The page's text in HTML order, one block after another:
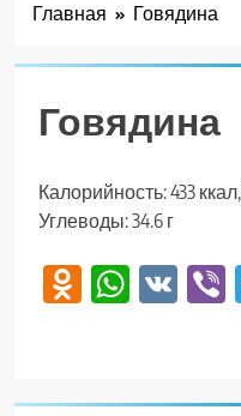
Главная Говядина
Говядина
Калорийность: 433
Углеводы: 34.6 г
VK